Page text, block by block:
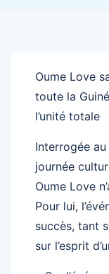
Oume Love
toute la
l’unité totale
Interrogée
journée
Oume Love
Pour lui,
succès, tant
sur l’esprit